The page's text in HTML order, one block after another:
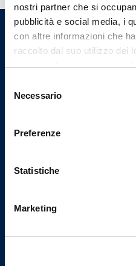
nostri partner che si
pubblicità e social media, i
con altre informazioni che
raccolto dal suo utilizzo dei
nostri cookie se continua
delNecessario
Preferenze
Statistiche
Marketing
Ordine
Chirurghi
di Varese
info@omceovarese.it